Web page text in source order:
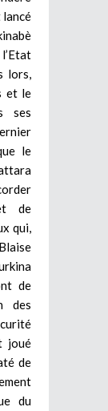
lancé
lors,
et le
ses
le
de
qui,
de
des
joué
de
du